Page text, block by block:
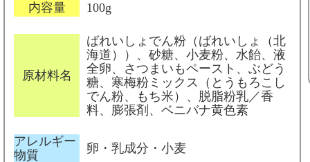
内容量 100g
原材料名
ばれいしょでん粉（ばれいしょ（北
海道））、砂糖、小麦粉、水飴、液
全卵、さつまいもペースト、ぶどう
糖、寒梅粉ミックス（とうもろこし
でん粉、もち米）、脱脂粉乳／香
料、膨張剤、ベニバナ黄色素
アレルギー
物質
卵・乳成分・小麦